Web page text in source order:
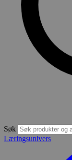
Søk
Læringsunivers